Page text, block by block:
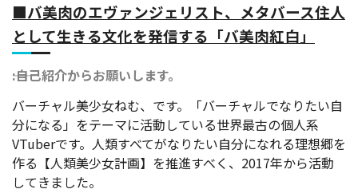
■バ美肉のエヴァンジェリスト、メタバース住人
として生きる文化を発信する「バ美肉紅白」
――:自己紹介からお願いします。
バーチャル美少女ねむ、です。「バーチャルでなりたい自
分になる」をテーマに活動している世界最古の個人系
VTuberです。人類すべてがなりたい自分になれる理想郷を
作る【人類美少女計画】を推進すべく、2017年から活動
してきました。